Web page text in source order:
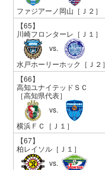
ファジアーノ岡山 ［Ｊ２］
【65】
川崎フロンターレ ［Ｊ１］
vs.
水戸ホーリーホック ［Ｊ２］
【66】
高知ユナイテッドＳＣ
［高知県代表］
vs.
横浜ＦＣ
［Ｊ１］
【67】
柏レイソル ［Ｊ１］
vs.